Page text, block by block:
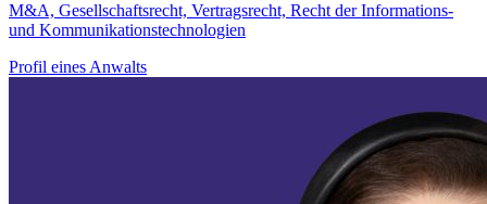
M&A, Gesellschaftsrecht, Vertragsrecht, Recht der Informations-
und Kommunikationstechnologien
Profil eines Anwalts